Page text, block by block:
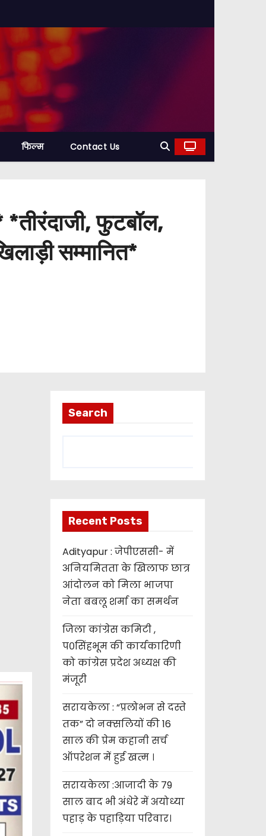
फिल्म Contact Us
फुटबॉल,
सम्मानित*
Search
Recent Posts
Adityapur : जेपीएससी- में
अनियमितता के खिलाफ छात्र
आंदोलन को मिला भाजपा
नेता बबलू शर्मा का समर्थन
जिला कांग्रेस कमिटी ,
प०सिंहभूम की कार्यकारिणी
को कांग्रेस प्रदेश अध्यक्ष की
मंजूरी
सरायकेला : “प्रलोभन से दस्ते
तक” दो नक्सलियों की 16
साल की प्रेम कहानी सर्च
ऑपरेशन में हुई खत्म ।
सरायकेला :आजादी के 79
साल बाद भी अंधेरे में अयोध्या
पहाड़ के पहाड़िया परिवार।